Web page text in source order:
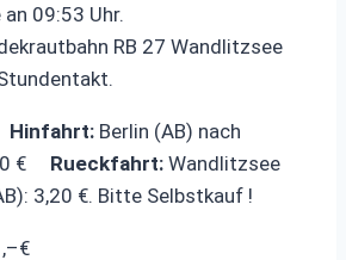
09:53 Uhr.
RB 27 Wandlitzsee
Hinfahrt: Berlin (AB) nach
€ Rueckfahrt: Wandlitzsee
3,20 €. Bitte Selbstkauf !